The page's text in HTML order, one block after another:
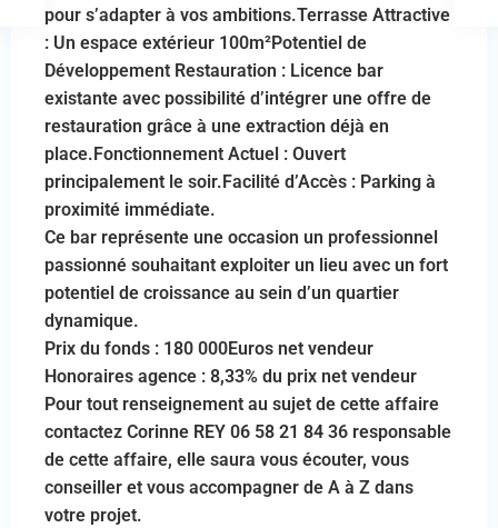
pour s’adapter à vos ambitions.Terrasse Attractive
: Un espace extérieur 100m²Potentiel de
Développement Restauration : Licence bar
existante avec possibilité d’intégrer une offre de
restauration grâce à une extraction déjà en
place.Fonctionnement Actuel : Ouvert
principalement le soir.Facilité d’Accès : Parking à
proximité immédiate.
Ce bar représente une occasion un professionnel
passionné souhaitant exploiter un lieu avec un fort
potentiel de croissance au sein d’un quartier
dynamique.
Prix du fonds : 180 000Euros net vendeur
Honoraires agence : 8,33% du prix net vendeur
Pour tout renseignement au sujet de cette affaire
contactez Corinne REY 06 58 21 84 36 responsable
de cette affaire, elle saura vous écouter, vous
conseiller et vous accompagner de A à Z dans
votre projet.